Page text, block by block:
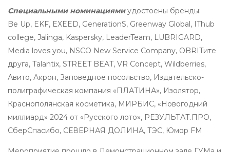
Специальными номинациями удостоены бренды:
Be Up, EKF, EXEED, GenerationS, Greenway Global, IThub
college, Jalinga, Kaspersky, LeaderTeam, LUBRIGARD,
Media loves you, NSCO New Service Company, OBRITите
друга, Talantix, STREET BEAT, VR Concept, Wildberries,
Авито, Акрон, Заповедное посольство, Издательско-
полиграфическая компания «ПЛАТИНА», Изолятор,
Краснополянская косметика, МИРБИС, «Новогодний
миллиард» 2024 от «Русского лото», РЕЗУЛЬТАТ.ПРО,
СберСпасибо, СЕВЕРНАЯ ДОЛИНА, ТЭС, Юмор FM